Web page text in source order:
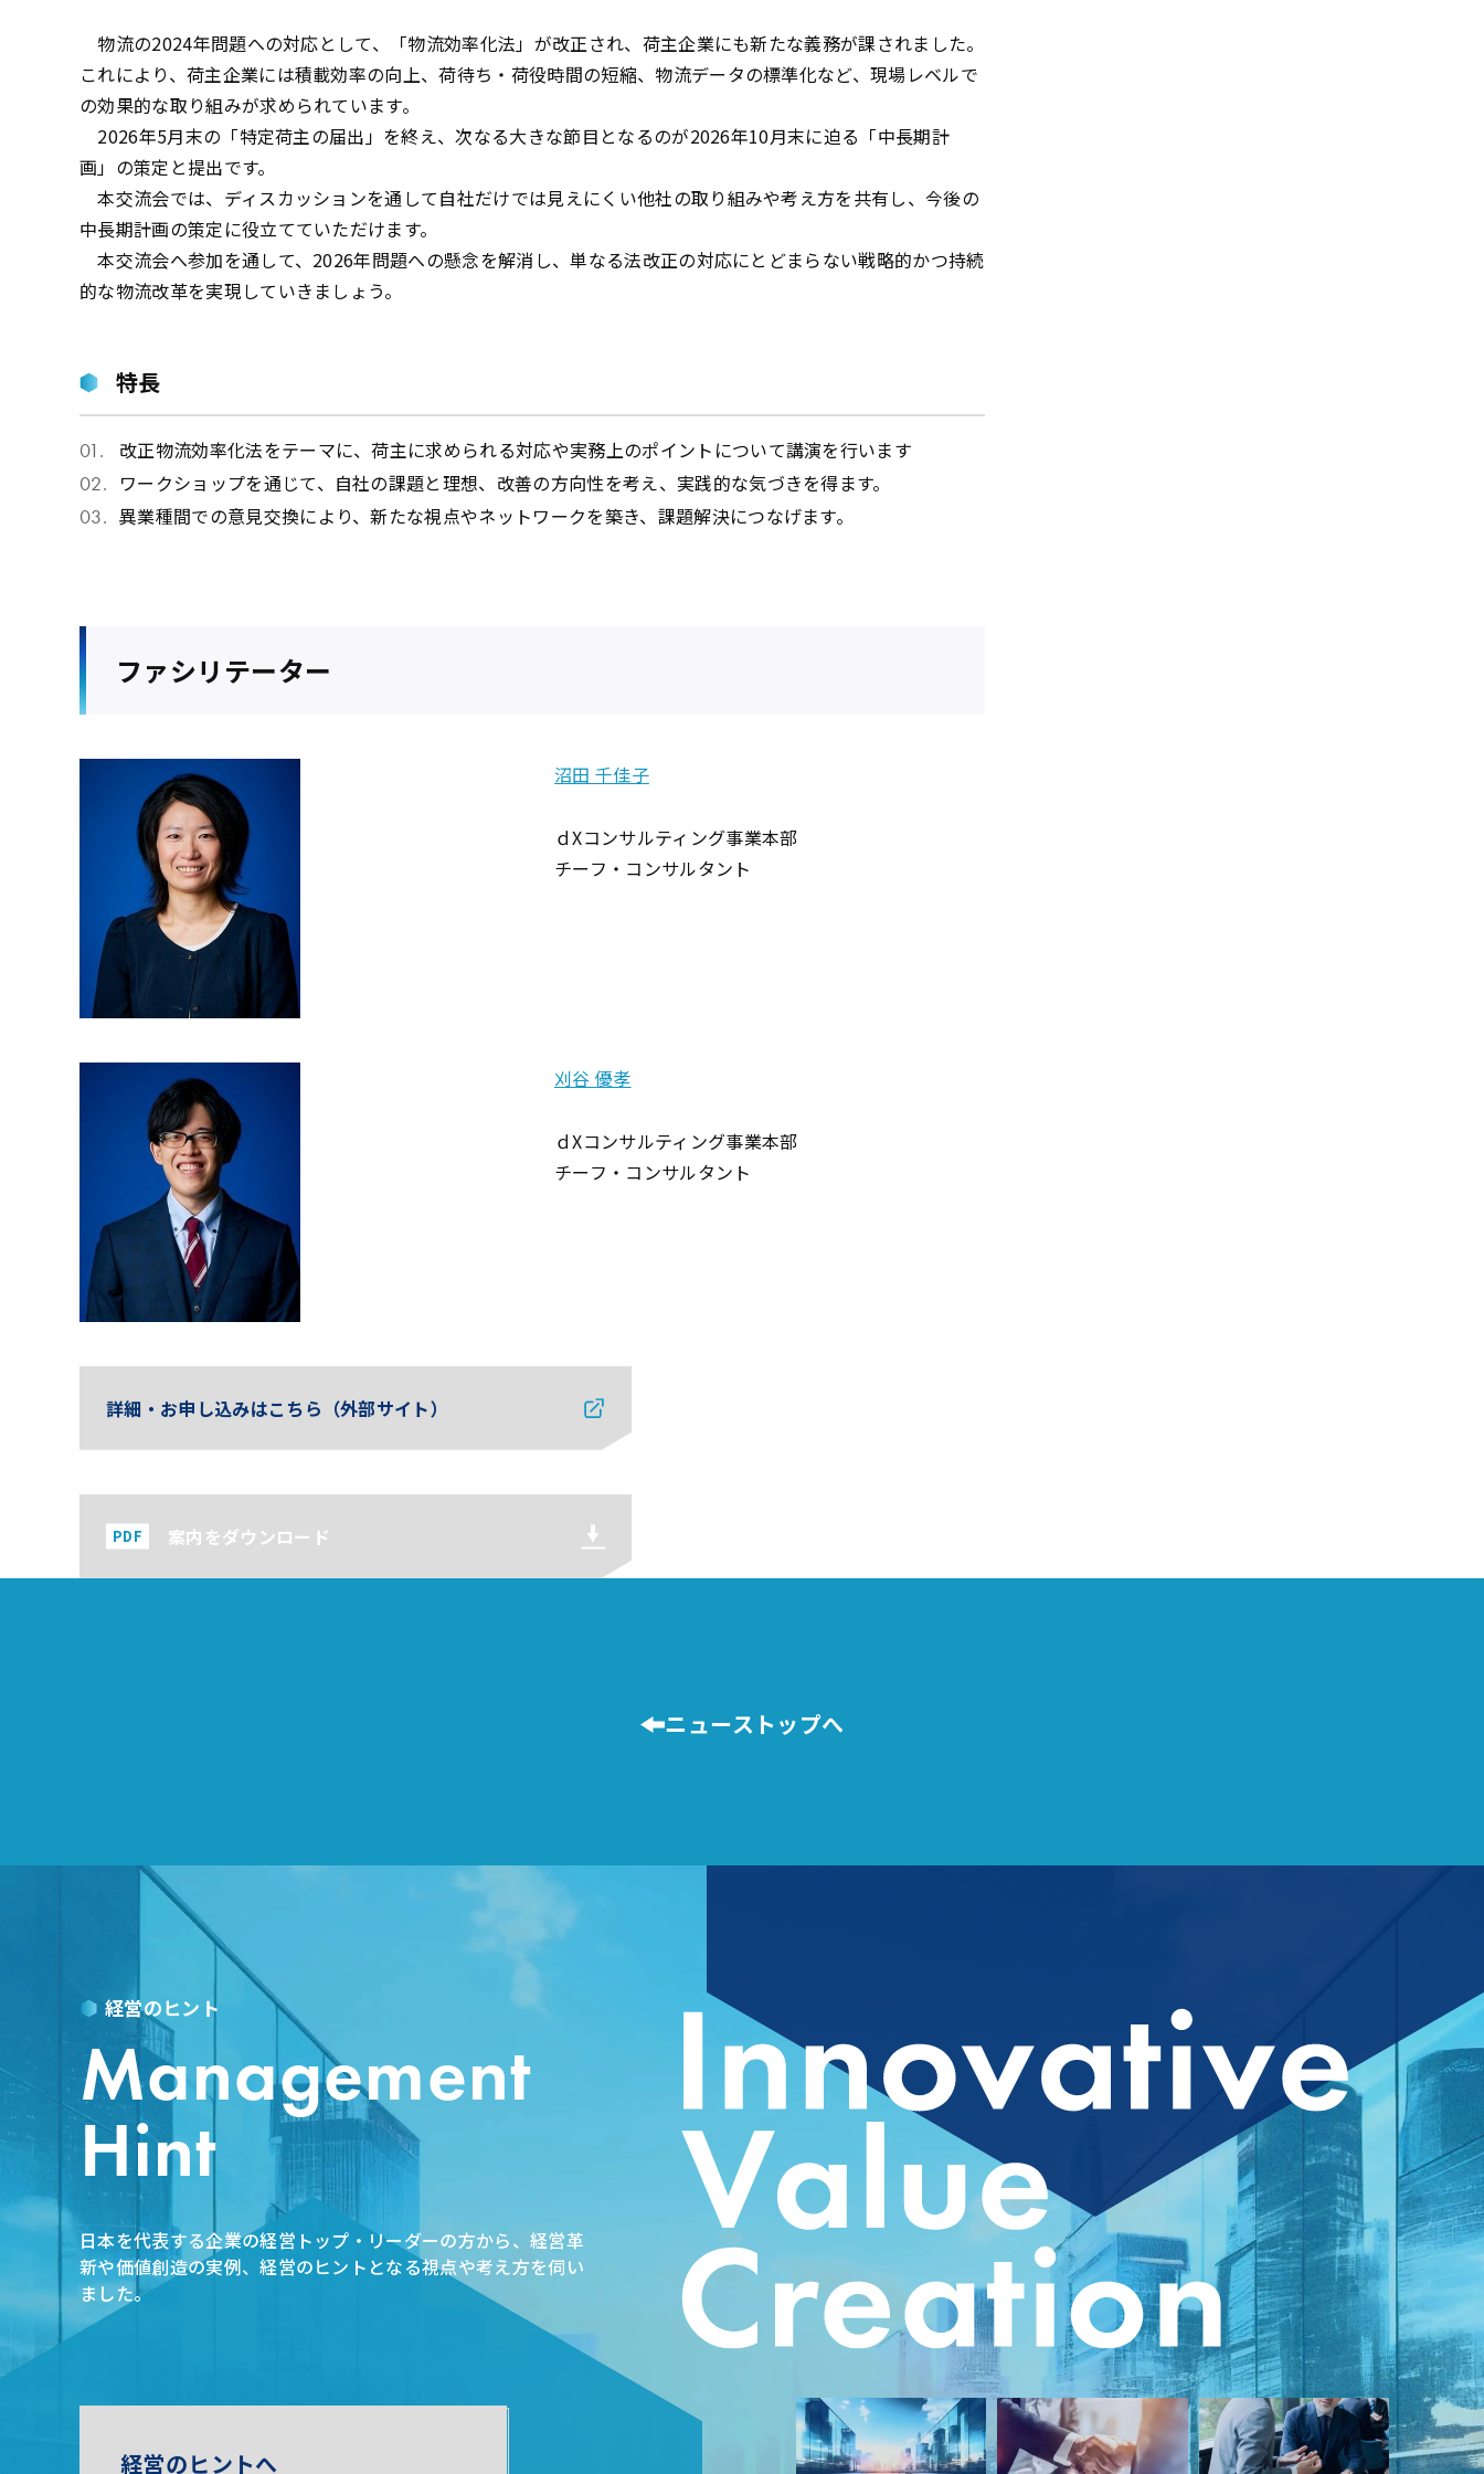
物流の2024年問題への対応として、「物流効率化法」が改正され、荷主企業にも新たな義務が課されました。
これにより、荷主企業には積載効率の向上、荷待ち・荷役時間の短縮、物流データの標準化など、現場レベルで
の効果的な取り組みが求められています。
2026年5月末の「特定荷主の届出」を終え、次なる大きな節目となるのが2026年10月末に迫る「中長期計
画」の策定と提出です。
本交流会では、ディスカッションを通して自社だけでは見えにくい他社の取り組みや考え方を共有し、今後の
中長期計画の策定に役立てていただけます。
本交流会へ参加を通して、2026年問題への懸念を解消し、単なる法改正の対応にとどまらない戦略的かつ持続
的な物流改革を実現していきましょう。
特長
改正物流効率化法をテーマに、荷主に求められる対応や実務上のポイントについて講演を行います
ワークショップを通じて、自社の課題と理想、改善の方向性を考え、実践的な気づきを得ます。
異業種間での意見交換により、新たな視点やネットワークを築き、課題解決につなげます。
ファシリテーター
沼田 千佳子
ｄXコンサルティング事業本部
チーフ・コンサルタント
刈谷 優孝
ｄXコンサルティング事業本部
チーフ・コンサルタント
詳細・お申し込みはこちら（外部サイト）
案内をダウンロード
ニューストップへ
経営のヒント
Management
Hint
日本を代表する企業の経営トップ・リーダーの方から、経営革
新や価値創造の実例、経営のヒントとなる視点や考え方を伺い
ました。
経営のヒントへ